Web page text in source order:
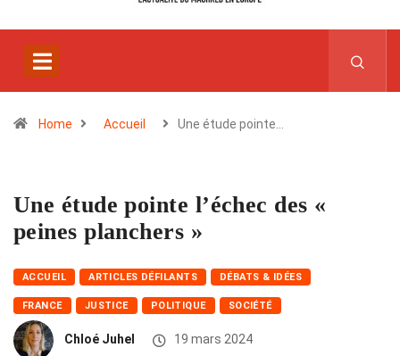
Home Accueil Une étude pointe…
Une étude pointe l’échec des «
peines planchers »
ACCUEIL ARTICLES DÉFILANTS DÉBATS & IDÉES
FRANCE JUSTICE POLITIQUE SOCIÉTÉ
Chloé Juhel 19 mars 2024